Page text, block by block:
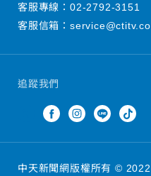
追蹤我們
客服專線： 02-2792-3151
客服信箱：
中天新聞網版權所有 ©